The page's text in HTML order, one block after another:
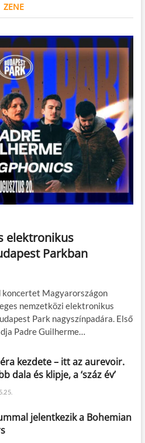
ZENE
elektronikus
Parkban
koncertet Magyarországon
nemzetközi elektronikus
Park nagyszínpadára. Első
Padre Guilherme…
kezdete – itt az aurevoir.
dala és klipje, a ‘száz év’
jelentkezik a Bohemian